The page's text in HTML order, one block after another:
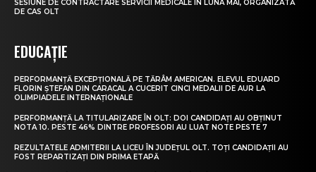
SESIUNE DE CONTRACTARE SERVICII MEDICALE ÎN LUNA MAI, ORGANIZATĂ
DE CAS OLT
EDUCAȚIE
PERFORMANȚĂ EXCEPȚIONALĂ PE TĂRÂM AMERICAN. ELEVUL EDUARD
FLORIN ȘTEFAN DIN CARACAL A CUCERIT CINCI MEDALII DE AUR LA
OLIMPIADELE INTERNAȚIONALE
PERFORMANȚĂ LA TITULARIZARE ÎN OLT: DOI CANDIDAȚI AU OBȚINUT
NOTA 10. PESTE 46% DINTRE PROFESORI AU LUAT NOTE PESTE 7
REZULTATELE ADMITERII LA LICEU ÎN JUDEȚUL OLT. TOȚI CANDIDAȚII AU
FOST REPARTIZAȚI DIN PRIMA ETAPĂ